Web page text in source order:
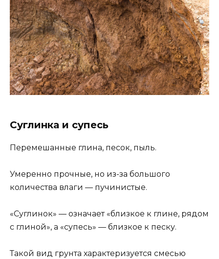
Суглинка и супесь
Перемешанные глина, песок, пыль.
Умеренно прочные, но из-за большого
количества влаги — пучинистые.
«Суглинок» — означает «близкое к глине, рядом
с глиной», а «супесь» — близкое к песку.
Такой вид грунта характеризуется смесью